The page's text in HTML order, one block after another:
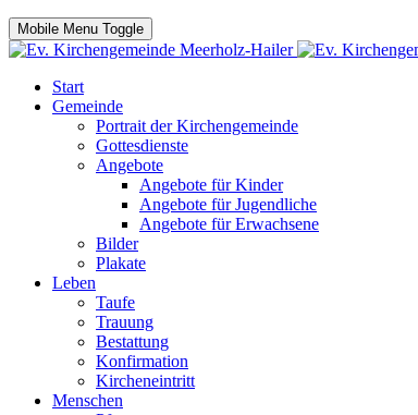
Mobile Menu Toggle
Start
Gemeinde
Portrait der Kirchengemeinde
Gottesdienste
Angebote
Angebote für Kinder
Angebote für Jugendliche
Angebote für Erwachsene
Bilder
Plakate
Leben
Taufe
Trauung
Bestattung
Konfirmation
Kircheneintritt
Menschen